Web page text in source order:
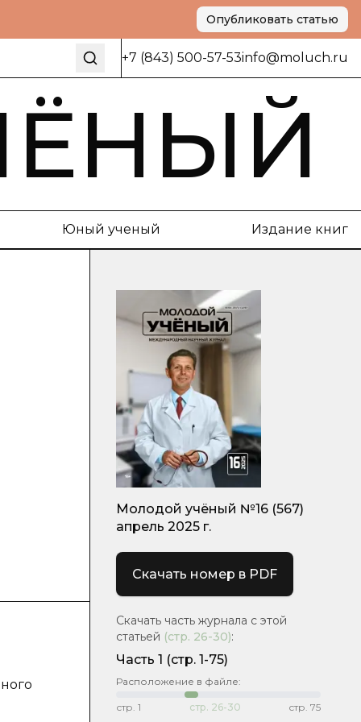
Опубликовать статью
+7 (843) 500-57-53info@moluch.ru
Юный ученый Издание книг
Молодой учёный №16 (567)
апрель 2025 г.
Скачать номер в PDF
Скачать часть журнала с этой
статьей (стр. 26-30):
Часть 1 (стр. 1-75)
Расположение в файле:
стр. 1 стр. 26-30 стр. 75